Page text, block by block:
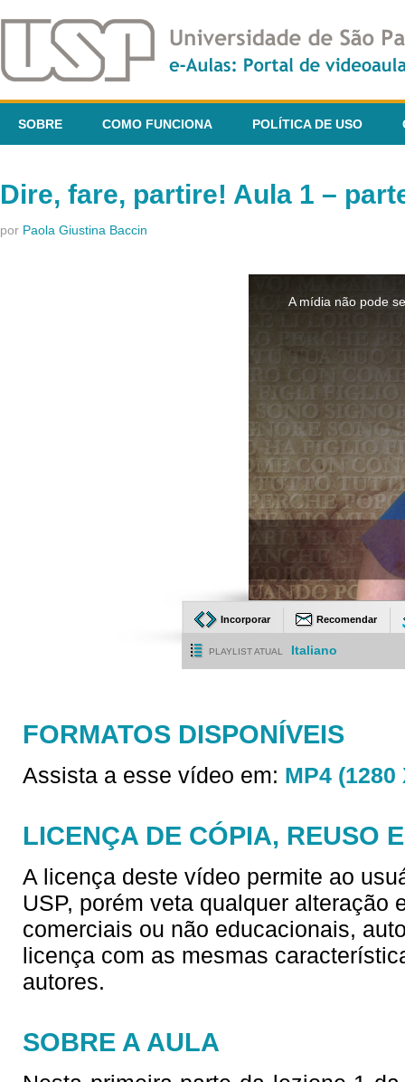
SOBRE COMO FUNCIONA POLÍTICA DE USO
Dire, fare, partire! Aula 1 –
por Paola Giustina Baccin
A mídia não pode
Incorporar Recomendar
PLAYLIST ATUAL Italiano
FORMATOS DISPONÍVEIS
Assista a esse vídeo em: MP4 (1280
LICENÇA DE CÓPIA, REUSO
A licença deste vídeo permite ao
USP, porém veta qualquer alteração
comerciais ou não educacionais,
licença com as mesmas
autores.
SOBRE A AULA